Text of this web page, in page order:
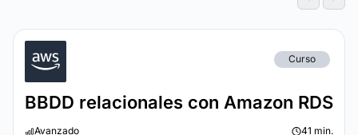
Curso
BBDD relacionales con Amazon RDS
Avanzado 41 min.